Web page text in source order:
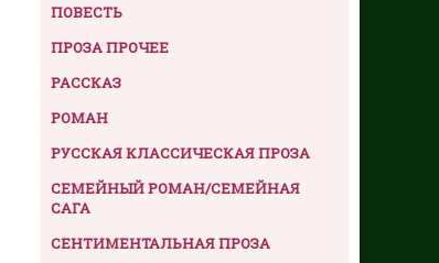
ПОВЕСТЬ
ПРОЗА ПРОЧЕЕ
РАССКАЗ
РОМАН
РУССКАЯ КЛАССИЧЕСКАЯ ПРОЗА
СЕМЕЙНЫЙ РОМАН/СЕМЕЙНАЯ
САГА
СЕНТИМЕНТАЛЬНАЯ ПРОЗА